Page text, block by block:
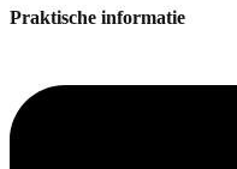
Praktische informatie